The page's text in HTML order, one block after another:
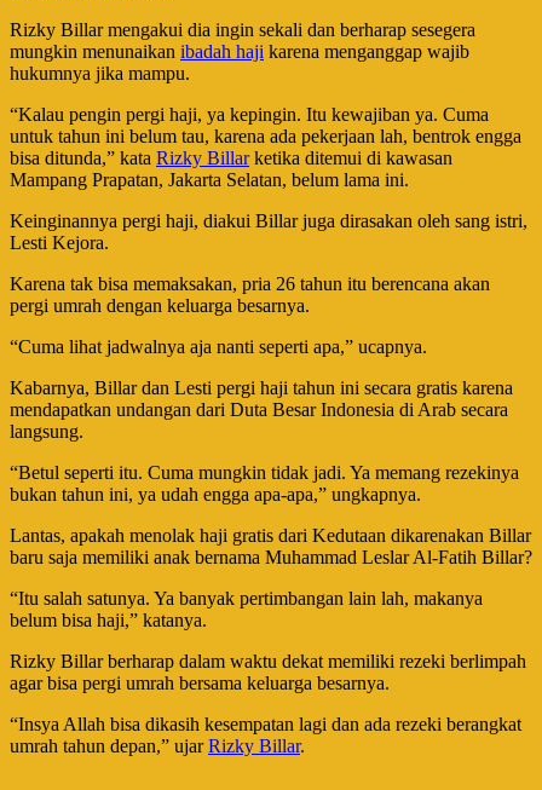
Rizky Billar mengakui dia ingin sekali dan berharap sesegera
mungkin menunaikan ibadah haji karena menganggap wajib
hukumnya jika mampu.
“Kalau pengin pergi haji, ya kepingin. Itu kewajiban ya. Cuma
untuk tahun ini belum tau, karena ada pekerjaan lah, bentrok engga
bisa ditunda,” kata Rizky Billarketika ditemui di kawasan
Mampang Prapatan, Jakarta Selatan, belum lama ini.
Keinginannya pergi haji, diakui Billar juga dirasakan oleh sang istri,
Lesti Kejora.
Karena tak bisa memaksakan, pria 26 tahun itu berencana akan
pergi umrah dengan keluarga besarnya.
“Cuma lihat jadwalnya aja nanti seperti apa,” ucapnya.
Kabarnya, Billar dan Lesti pergi haji tahun ini secara gratis karena
mendapatkan undangan dari Duta Besar Indonesia di Arab secara
langsung.
“Betul seperti itu. Cuma mungkin tidak jadi. Ya memang rezekinya
bukan tahun ini, ya udah engga apa-apa,” ungkapnya.
Lantas, apakah menolak haji gratis dari Kedutaan dikarenakan Billar
baru saja memiliki anak bernama Muhammad Leslar Al-Fatih Billar?
“Itu salah satunya. Ya banyak pertimbangan lain lah, makanya
belum bisa haji,” katanya.
Rizky Billar berharap dalam waktu dekat memiliki rezeki berlimpah
agar bisa pergi umrah bersama keluarga besarnya.
“Insya Allah bisa dikasih kesempatan lagi dan ada rezeki berangkat
umrah tahun depan,” ujarRizky Billar.